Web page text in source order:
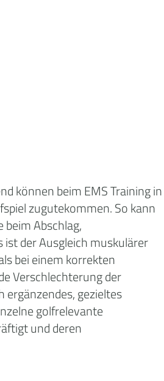
können beim EMS Training in
zugutekommen. So kann
Abschlag,
der Ausgleich muskulärer
bei einem korrekten
Verschlechterung der
ergänzendes, gezieltes
golfrelevante
und deren